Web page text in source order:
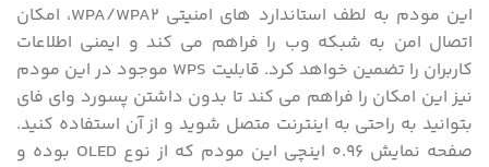
این مودم به لطف استاندارد های امنیتی WPA/WPA2، امکان
اتصال امن به شبکه وب را فراهم می کند و ایمنی اطلاعات
کاربران را تضمین خواهد کرد. قابلیت WPS موجود در این مودم
نیز این امکان را فراهم می کند تا بدون داشتن پسورد وای فای
بتوانید به راحتی به اینترنت متصل شوید و از آن استفاده کنید.
صفحه نمایش 0.96 اینچی این مودم که از نوع OLED بوده و